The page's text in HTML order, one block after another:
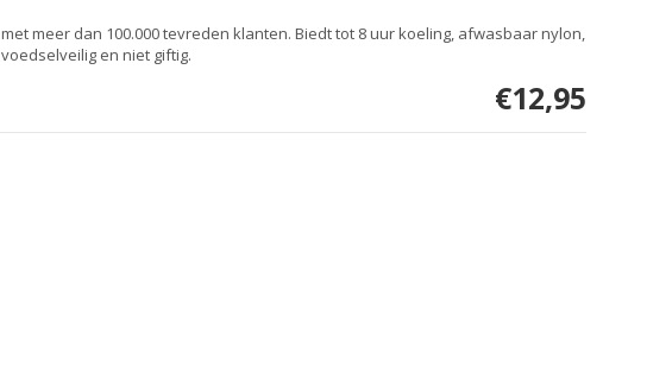
meer dan 100.000 tevreden klanten. Biedt tot 8 uur koeling, afwasbaar nylon,
en niet giftig.
€12,95